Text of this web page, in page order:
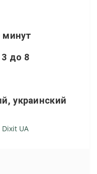
минут
до 8
украинский
Dixit UA